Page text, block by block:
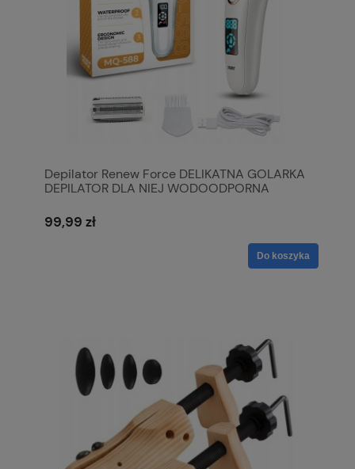
Depilator Renew Force DELIKATNA GOLARKA
DEPILATOR DLA NIEJ WODOODPORNA
99,99 zł
Do koszyka